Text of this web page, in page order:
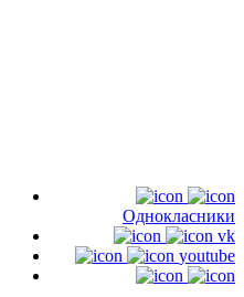
Однокласники
vk
youtube